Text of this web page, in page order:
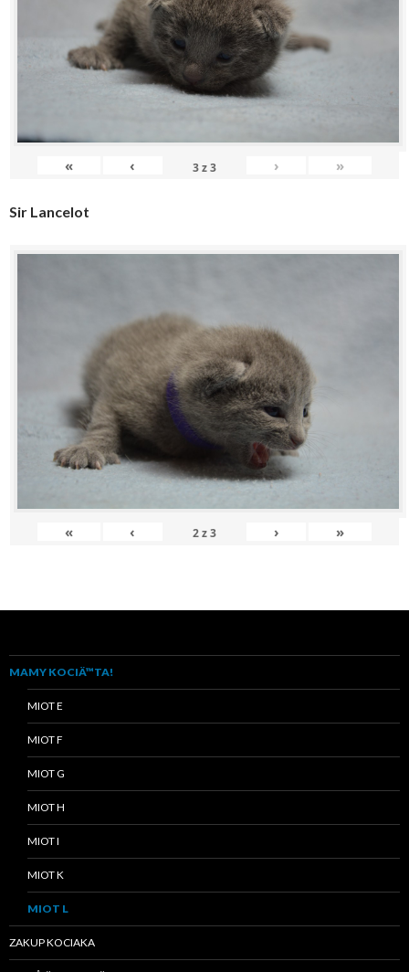
« ‹ 3z3 › »
Sir Lancelot
« ‹ 2z3 › »
MAMY KOCIÄ™TA!
MIOT E
MIOT F
MIOT G
MIOT H
MIOT I
MIOT K
MIOT L
ZAKUP KOCIAKA